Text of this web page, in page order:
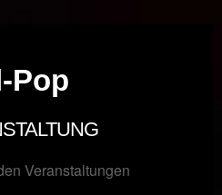
Pop
Veranstaltungen